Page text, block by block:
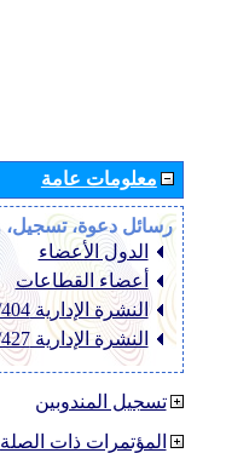
معلومات عامة
رسائل دعوة،
الدول الأعضاء
أعضاء القطاعات
النشرة الإدارية CACE/404
النشرة الإدارية CACE/427
تسجيل المندوبين
المؤتمرات ذات الصلة